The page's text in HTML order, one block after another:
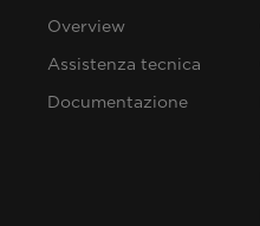
Overview
Assistenza tecnica
Documentazione